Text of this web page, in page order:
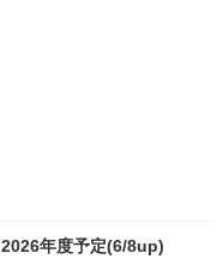
2026年度予定(6/8up)